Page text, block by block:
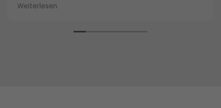
uns als Hersteller ist es entscheidend, mit unseren
entsprechend zu vermarkten. Wir sind überzeugt,
Weiterlesen